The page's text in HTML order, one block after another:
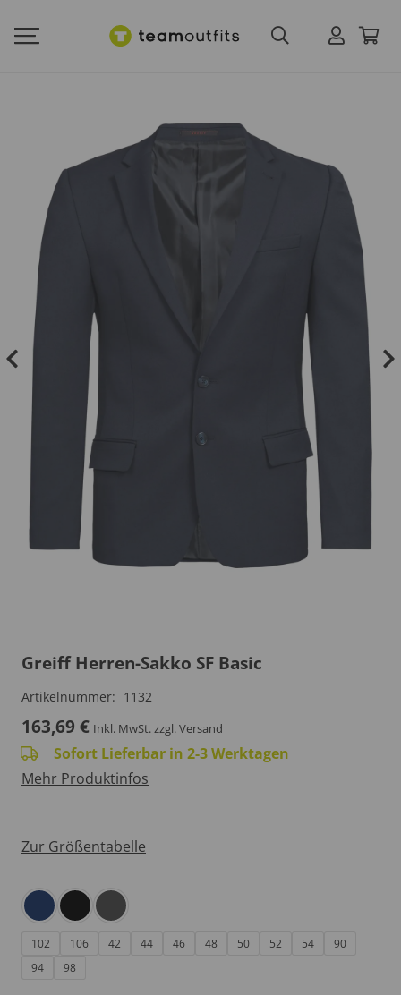
Greiff Herren-Sakko SF Basic
Artikelnummer: 1132
163,69 € Inkl. MwSt.zzgl. Versand
Sofort Lieferbar in 2-3 Werktagen
Mehr Produktinfos
Zur Größentabelle
102 106 42 44 46 48 50 52 54
90
94
98